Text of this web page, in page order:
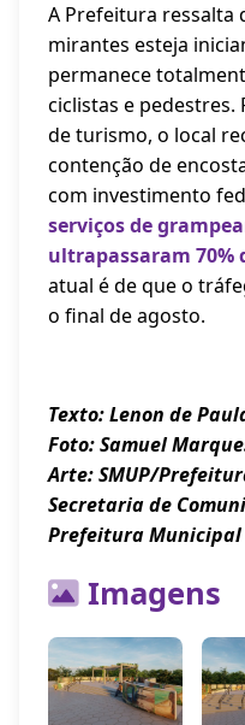
A Prefeitura ressalta
mirantes esteja
permanece
ciclistas e
de turismo, o local
contenção de
com investimento
serviços de
ultrapassaram 70%
atual é de que o
o final de agosto.
Texto: Lenon de
Foto: Samuel
Arte: SMUP/
Secretaria de
Prefeitura Municipal
Imagens